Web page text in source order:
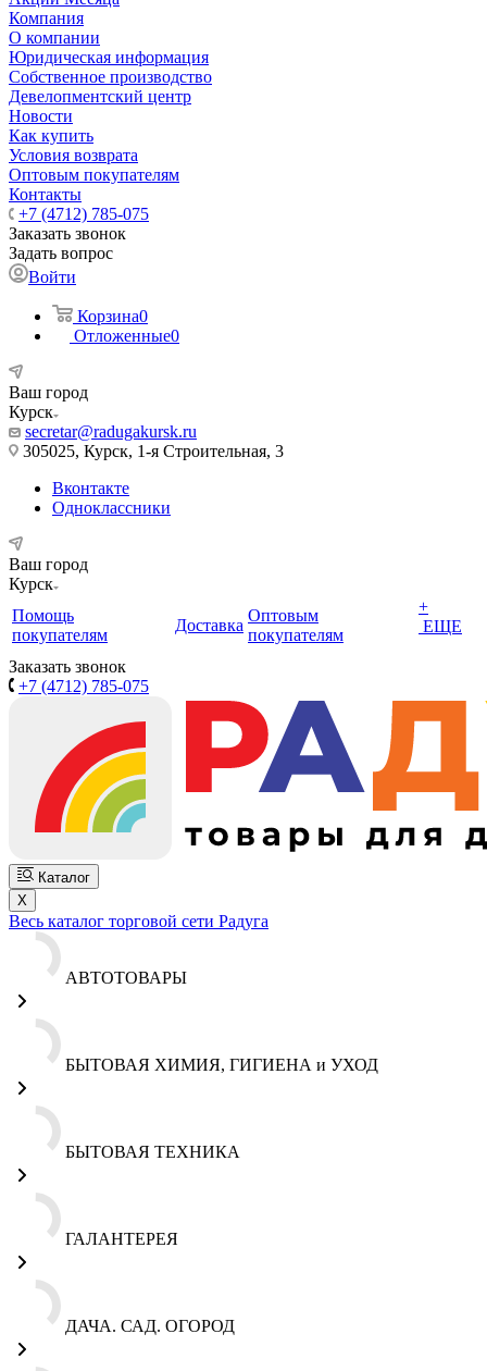
Компания
О компании
Юридическая информация
Собственное производство
Девелопментский центр
Новости
Как купить
Условия возврата
Оптовым покупателям
Контакты
+7 (4712) 785-075
Заказать звонок
Задать вопрос
Войти
Корзина0
Отложенные0
Ваш город
Курск
secretar@radugakursk.ru
305025, Курск, 1-я Строительная, 3
Вконтакте
Одноклассники
Ваш город
Курск
Помощь
покупателям
Доставка
Оптовым
покупателям
+
ЕЩЕ
Заказать звонок
+7 (4712) 785-075
Каталог
X
Весь каталог торговой сети Радуга
АВТОТОВАРЫ
БЫТОВАЯ ХИМИЯ, ГИГИЕНА и УХОД
БЫТОВАЯ ТЕХНИКА
ГАЛАНТЕРЕЯ
ДАЧА. САД. ОГОРОД